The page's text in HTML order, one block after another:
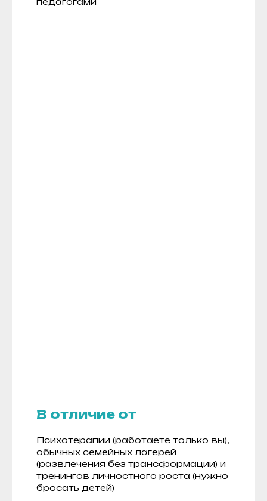
В отличие от
Психотерапии (работаете только вы),
обычных семейных лагерей
(развлечения без трансформации) и
тренингов личностного роста (нужно
бросать детей)